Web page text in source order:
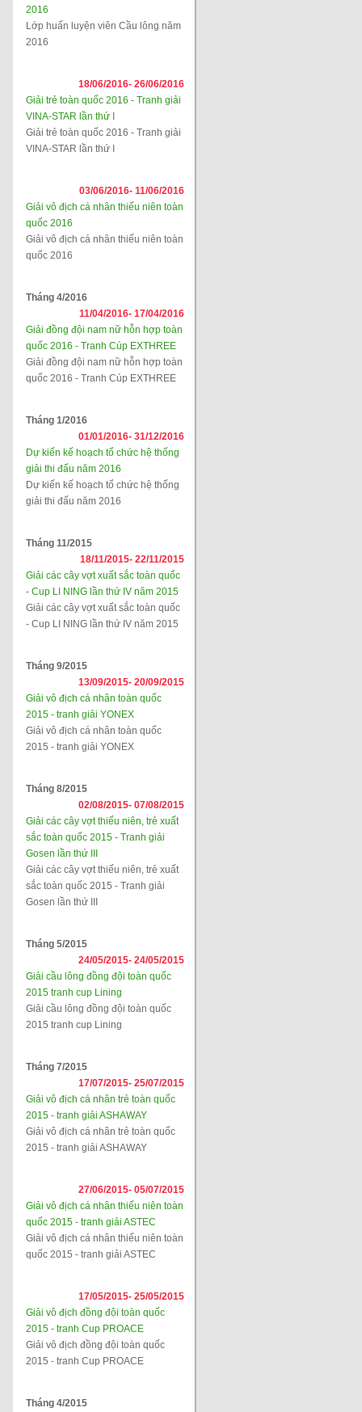
2016
Lớp huấn luyện viên Cầu lông năm
2016
18/06/2016- 26/06/2016
Giải trẻ toàn quốc 2016 - Tranh giải
VINA-STAR lần thứ I
Giải trẻ toàn quốc 2016 - Tranh giải
VINA-STAR lần thứ I
03/06/2016- 11/06/2016
Giải vô địch cá nhân thiếu niên toàn
quốc 2016
Giải vô địch cá nhân thiếu niên toàn
quốc 2016
Tháng 4/2016
11/04/2016- 17/04/2016
Giải đồng đội nam nữ hỗn hợp toàn
quốc 2016 - Tranh Cúp EXTHREE
Giải đồng đội nam nữ hỗn hợp toàn
quốc 2016 - Tranh Cúp EXTHREE
Tháng 1/2016
01/01/2016- 31/12/2016
Dự kiến kế hoạch tổ chức hệ thống
giải thi đấu năm 2016
Dự kiến kế hoạch tổ chức hệ thống
giải thi đấu năm 2016
Tháng 11/2015
18/11/2015- 22/11/2015
Giải các cây vợt xuất sắc toàn quốc
- Cup LI NING lần thứ IV năm 2015
Giải các cây vợt xuất sắc toàn quốc
- Cup LI NING lần thứ IV năm 2015
Tháng 9/2015
13/09/2015- 20/09/2015
Giải vô địch cá nhân toàn quốc
2015 - tranh giải YONEX
Giải vô địch cá nhân toàn quốc
2015 - tranh giải YONEX
Tháng 8/2015
02/08/2015- 07/08/2015
Giải các cây vợt thiếu niên, trẻ xuất
sắc toàn quốc 2015 - Tranh giải
Gosen lần thứ III
Giải các cây vợt thiếu niên, trẻ xuất
sắc toàn quốc 2015 - Tranh giải
Gosen lần thứ III
Tháng 5/2015
24/05/2015- 24/05/2015
Giải cầu lông đồng đội toàn quốc
2015 tranh cup Lining
Giải cầu lông đồng đội toàn quốc
2015 tranh cup Lining
Tháng 7/2015
17/07/2015- 25/07/2015
Giải vô địch cá nhân trẻ toàn quốc
2015 - tranh giải ASHAWAY
Giải vô địch cá nhân trẻ toàn quốc
2015 - tranh giải ASHAWAY
27/06/2015- 05/07/2015
Giải vô địch cá nhân thiếu niên toàn
quốc 2015 - tranh giải ASTEC
Giải vô địch cá nhân thiếu niên toàn
quốc 2015 - tranh giải ASTEC
17/05/2015- 25/05/2015
Giải vô địch đồng đội toàn quốc
2015 - tranh Cup PROACE
Giải vô địch đồng đội toàn quốc
2015 - tranh Cup PROACE
Tháng 4/2015